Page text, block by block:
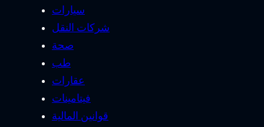
سيارات
شركات النقل
صحة
طب
عقارات
فيتامينات
قوانين المالية